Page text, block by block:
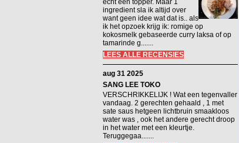
echt een topper. Maar 1
ingredient sla ik altijd over
want geen idee wat dat is.. als
ik het opzoek krijg ik: romige op
kokosmelk gebaseerde curry laksa of op
tamarinde g.......
LEES ALLE RECENSIES
aug 31 2025
SANG LEE TOKO
VERSCHRIKKELIJK ! Wat een tegenvaller
vandaag. 2 gerechten gehaald , 1 met
sate saus hetgeen lichtbruin smaakloos
water was , ook het andere gerecht droop
in het water met een kleurtje.
Teruggegaa.......